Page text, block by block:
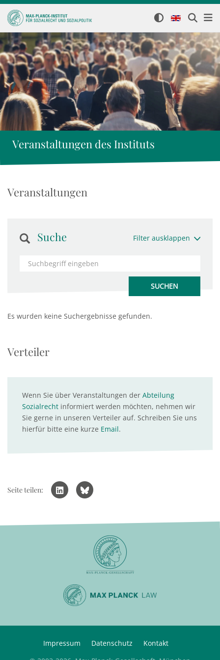
Veranstaltungen des Instituts
Veranstaltungen
Suche Filter ausklappen
Es wurden keine Suchergebnisse gefunden.
Verteiler
Wenn Sie über Veranstaltungen der Abteilung
Sozialrecht informiert werden möchten, nehmen wir
Sie gerne in unseren Verteiler auf. Schreiben Sie uns
hierfür bitte eine kurze Email.
Seite teilen:
Impressum Datenschutz
Kontakt